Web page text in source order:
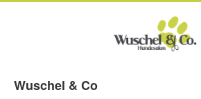
Wuschel & Co